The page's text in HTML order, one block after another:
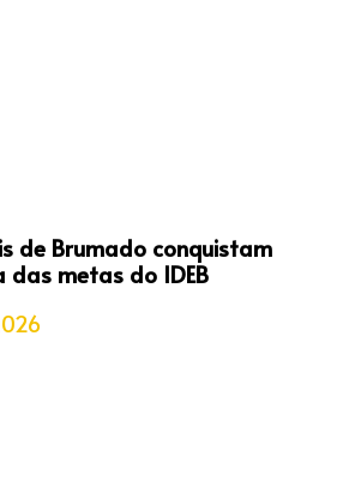
de Brumado conquistam
metas do IDEB